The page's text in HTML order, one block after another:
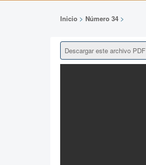
Inicio > Número 34 >
Descargar este archivo PDF